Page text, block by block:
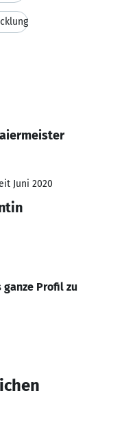
Juni 2020
ganze Profil zu